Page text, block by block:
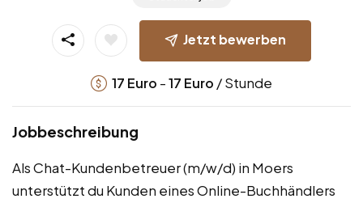
Jetzt bewerben
17 Euro -17 Euro / Stunde
Jobbeschreibung
Als Chat-Kundenbetreuer (m/w/d) in Moers
unterstützt du Kunden eines Online-Buchhändlers